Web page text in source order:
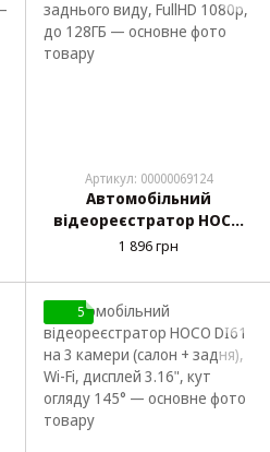
Артикул: 00000069124
Автомобільний
відеореєстратор HOCO
DV5 на 2 камери, з
FullHD 1080p, до 128ГБ
1 896 грн
5